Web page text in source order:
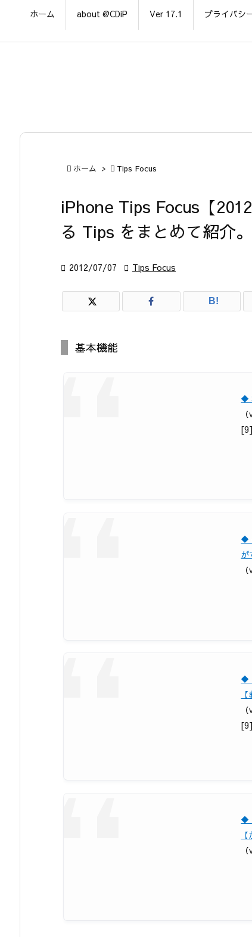
ホーム about @CDiP Ver 17.1 プライバシ
 ホーム >  Tips Focus
iPhone Tips Focus【
る Tips をまとめて紹介。
 2012/07/07  Tips Focus
B!
基本機能
◆
◆
が
◆
◆